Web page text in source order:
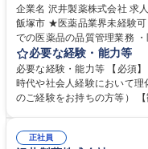
企業名 沢井製薬株式会社 求人名 【品質管理】九州・第二九州工場/福岡県
飯塚市 ★医薬品業界未経験可 仕事の内容 当社国内工場（福岡県飯塚市）
での医薬品の品質管理業務 ・医薬品原料、製造中間品、製剤等の理化学試
験及び機器分析業務等 ・試
募集職種 【品質管理】九州
経験可
必要な経験・能力等
必要な経験・能力等 【必須
時代や社会人経験において
のご経験をお持ちの方等） 【歓迎】 ・マネジメント経験（リーダー格含
歴・資格 学歴：大学院 大学
正社員